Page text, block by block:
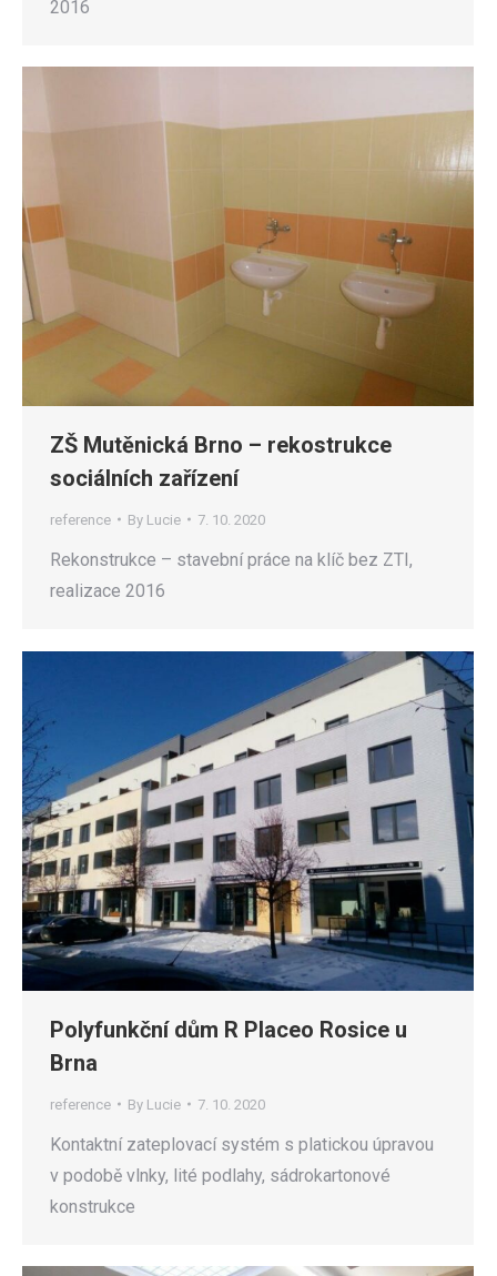
2016
ZŠ Mutěnická Brno – rekostrukce
sociálních zařízení
reference By Lucie 7. 10. 2020
Rekonstrukce – stavební práce na klíč bez ZTI,
realizace 2016
Polyfunkční dům R Placeo Rosice u
Brna
reference By Lucie 7. 10. 2020
Kontaktní zateplovací systém s platickou úpravou
v podobě vlnky, lité podlahy, sádrokartonové
konstrukce